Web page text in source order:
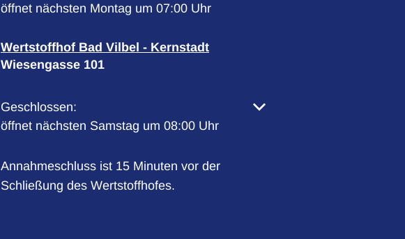
öffnet nächsten Montag um 07:00 Uhr
Wertstoffhof Bad Vilbel - Kernstadt
Wiesengasse 101
Klicken, um weitere Öffnungs- oder Schließzeiten auszublenden
Geschlossen:
öffnet nächsten Samstag um 08:00 Uhr
Annahmeschluss ist 15 Minuten vor der
Schließung des Wertstoffhofes.